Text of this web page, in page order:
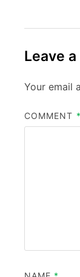
Leave
Your email
COMMENT *